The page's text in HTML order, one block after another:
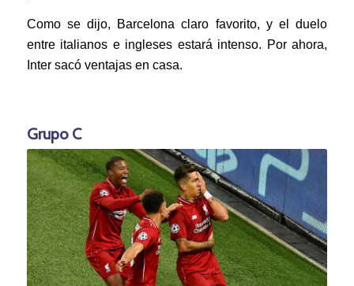
Como se dijo, Barcelona claro favorito, y el duelo
entre italianos e ingleses estará intenso. Por ahora,
Inter sacó ventajas en casa.
Grupo C